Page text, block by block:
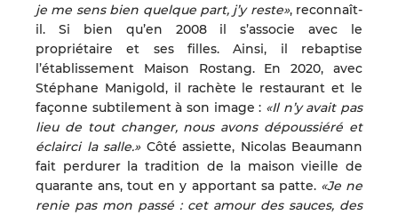
je me sens bien quelque part, j’y reste», reconnaît-
il. Si bien qu’en 2008 il s’associe avec le
propriétaire et ses filles. Ainsi, il rebaptise
l’établissement Maison Rostang. En 2020, avec
Stéphane Manigold, il rachète le restaurant et le
façonne subtilement à son image : «Il n’y avait pas
lieu de tout changer, nous avons dépoussiéré et
éclairci la salle.»Côté assiette, Nicolas Beaumann
fait perdurer la tradition de la maison vieille de
quarante ans, tout en y apportant sa patte. «Je ne
renie pas mon passé : cet amour des sauces, des